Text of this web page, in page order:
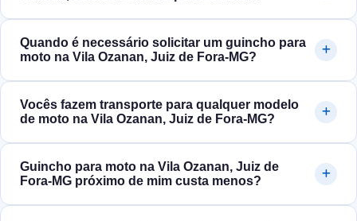
Quando é necessário solicitar um guincho para
moto na Vila Ozanan, Juiz de Fora‑MG?
Vocês fazem transporte para qualquer modelo
de moto na Vila Ozanan, Juiz de Fora‑MG?
Guincho para moto na Vila Ozanan, Juiz de
Fora‑MG próximo de mim custa menos?